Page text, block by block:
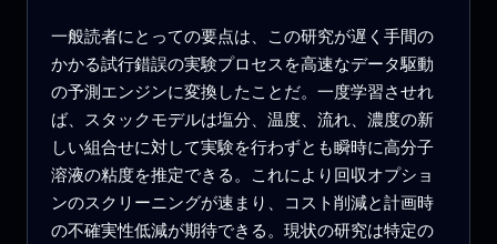
一般読者にとっての要点は、この研究が遅く手間の
かかる試行錯誤の実験プロセスを高速なデータ駆動
の予測エンジンに変換したことだ。一度学習させれ
ば、スタックモデルは塩分、温度、流れ、濃度の新
しい組合せに対して実験を行わずとも瞬時に高分子
溶液の粘度を推定できる。これにより回収オプショ
ンのスクリーニングが速まり、コスト削減と計画時
の不確実性低減が期待できる。現状の研究は特定の